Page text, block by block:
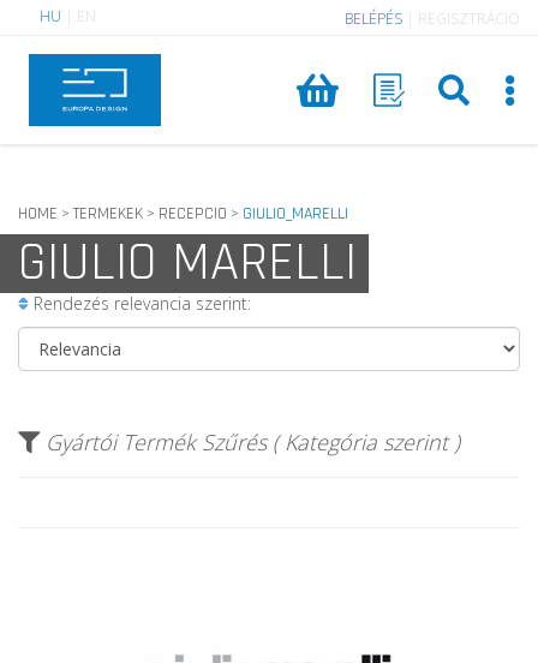
HU EN BELÉPÉS REGISZTRÁCIÓ
HOME > TERMEKEK > RECEPCIO > GIULIO_MARELLI
GIULIO MARELLI
Rendezés relevancia szerint:
Gyártói Termék Szűrés ( Kategória szerint )